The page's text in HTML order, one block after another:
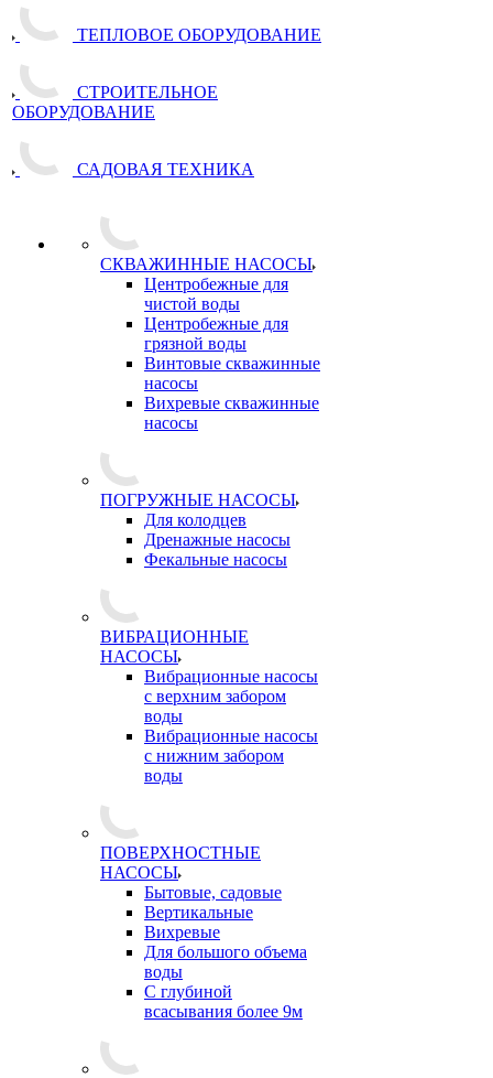
ТЕПЛОВОЕ ОБОРУДОВАНИЕ
СТРОИТЕЛЬНОЕ
ОБОРУДОВАНИЕ
САДОВАЯ ТЕХНИКА
СКВАЖИННЫЕ НАСОСЫ
Центробежные для
чистой воды
Центробежные для
грязной воды
Винтовые скважинные
насосы
Вихревые скважинные
насосы
ПОГРУЖНЫЕ НАСОСЫ
Для колодцев
Дренажные насосы
Фекальные насосы
ВИБРАЦИОННЫЕ
НАСОСЫ
Вибрационные насосы
с верхним забором
воды
Вибрационные насосы
с нижним забором
воды
ПОВЕРХНОСТНЫЕ
НАСОСЫ
Бытовые, садовые
Вертикальные
Вихревые
Для большого объема
воды
С глубиной
всасывания более 9м